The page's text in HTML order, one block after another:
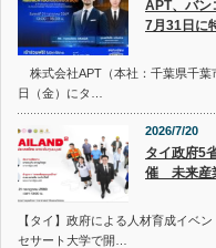
APT、バン
7月31日に
株式会社APT（本社：千葉県千葉
日（金）にタ…
2026/7/20
タイ政府5
催 未来産
【タイ】政府による人材育成イベ
セサート大学で開…